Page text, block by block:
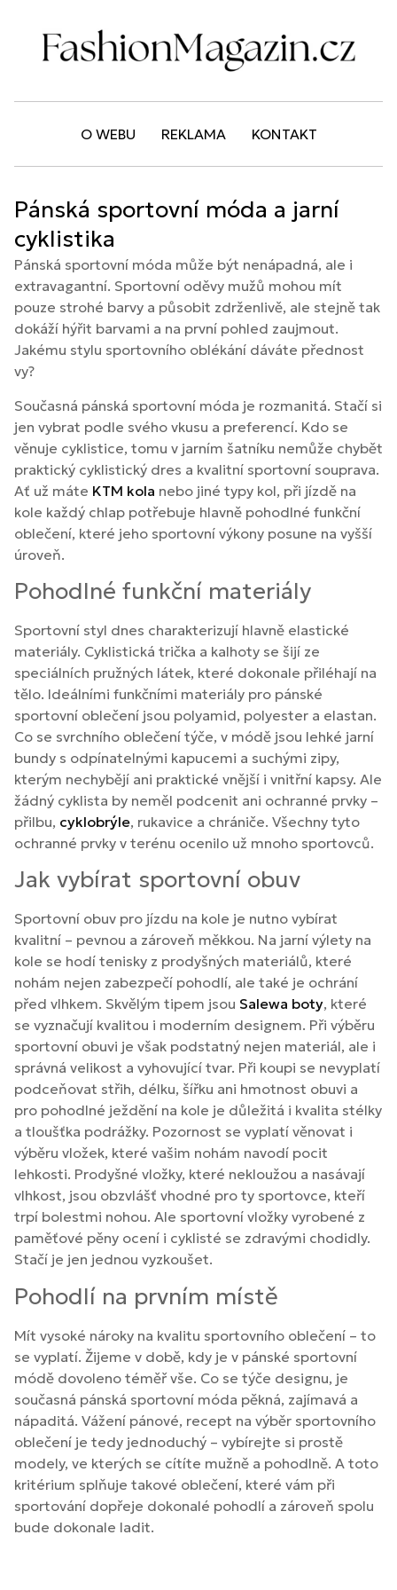
O WEBU REKLAMA KONTAKT
Pánská sportovní móda a jarní
cyklistika
Pánská sportovní móda může být nenápadná, ale i
extravagantní. Sportovní oděvy mužů mohou mít
pouze strohé barvy a působit zdrženlivě, ale stejně tak
dokáží hýřit barvami a na první pohled zaujmout.
Jakému stylu sportovního oblékání dáváte přednost
vy?
Současná pánská sportovní móda je rozmanitá. Stačí si
jen vybrat podle svého vkusu a preferencí. Kdo se
věnuje cyklistice, tomu v jarním šatníku nemůže chybět
praktický cyklistický dres a kvalitní sportovní souprava.
Ať už máte KTM kola nebo jiné typy kol, při jízdě na
kole každý chlap potřebuje hlavně pohodlné funkční
oblečení, které jeho sportovní výkony posune na vyšší
úroveň.
Pohodlné funkční materiály
Sportovní styl dnes charakterizují hlavně elastické
materiály. Cyklistická trička a kalhoty se šijí ze
speciálních pružných látek, které dokonale přiléhají na
tělo. Ideálními funkčními materiály pro pánské
sportovní oblečení jsou polyamid, polyester a elastan.
Co se svrchního oblečení týče, v módě jsou lehké jarní
bundy s odpínatelnými kapucemi a suchými zipy,
kterým nechybějí ani praktické vnější i vnitřní kapsy. Ale
žádný cyklista by neměl podcenit ani ochranné prvky –
přilbu, cyklobrýle, rukavice a chrániče. Všechny tyto
ochranné prvky v terénu ocenilo už mnoho sportovců.
Jak vybírat sportovní obuv
Sportovní obuv pro jízdu na kole je nutno vybírat
kvalitní – pevnou a zároveň měkkou. Na jarní výlety na
kole se hodí tenisky z prodyšných materiálů, které
nohám nejen zabezpečí pohodlí, ale také je ochrání
před vlhkem. Skvělým tipem jsou Salewa boty, které
se vyznačují kvalitou i moderním designem. Při výběru
sportovní obuvi je však podstatný nejen materiál, ale i
správná velikost a vyhovující tvar. Při koupi se nevyplatí
podceňovat střih, délku, šířku ani hmotnost obuvi a
pro pohodlné ježdění na kole je důležitá i kvalita stélky
a tloušťka podrážky. Pozornost se vyplatí věnovat i
výběru vložek, které vašim nohám navodí pocit
lehkosti. Prodyšné vložky, které nekloužou a nasávají
vlhkost, jsou obzvlášť vhodné pro ty sportovce, kteří
trpí bolestmi nohou. Ale sportovní vložky vyrobené z
paměťové pěny ocení i cyklisté se zdravými chodidly.
Stačí je jen jednou vyzkoušet.
Pohodlí na prvním místě
Mít vysoké nároky na kvalitu sportovního oblečení – to
se vyplatí. Žijeme v době, kdy je v pánské sportovní
módě dovoleno téměř vše. Co se týče designu, je
současná pánská sportovní móda pěkná, zajímavá a
nápaditá. Vážení pánové, recept na výběr sportovního
oblečení je tedy jednoduchý – vybírejte si prostě
modely, ve kterých se cítíte mužně a pohodlně. A toto
kritérium splňuje takové oblečení, které vám při
sportování dopřeje dokonalé pohodlí a zároveň spolu
bude dokonale ladit.